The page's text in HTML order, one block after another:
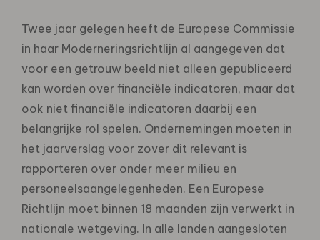
Twee jaar gelegen heeft de Europese Commissie
in haar Moderneringsrichtlijn al aangegeven dat
voor een getrouw beeld niet alleen gepubliceerd
kan worden over financiële indicatoren, maar dat
ook niet financiële indicatoren daarbij een
belangrijke rol spelen. Ondernemingen moeten in
het jaarverslag voor zover dit relevant is
rapporteren over onder meer milieu en
personeelsaangelegenheden. Een Europese
Richtlijn moet binnen 18 maanden zijn verwerkt in
nationale wetgeving. In alle landen aangesloten